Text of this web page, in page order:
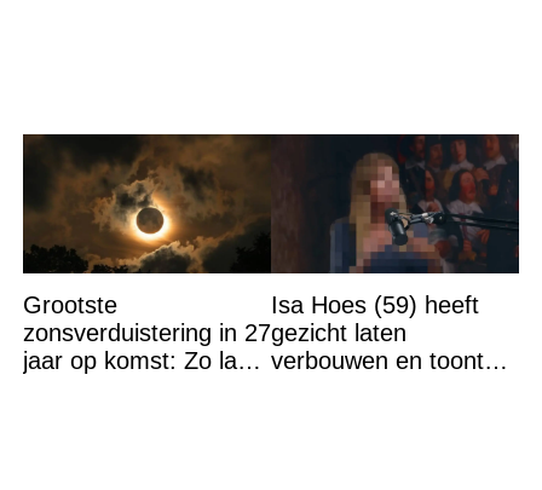
Grootste
zonsverduistering in 27
jaar op komst: Zo laat
Isa Hoes (59) heeft
gezicht laten
verbouwen en toont